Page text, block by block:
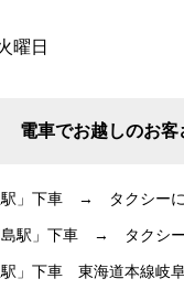
曜日
電車でお越しのお客
駅」下車 → タクシー
島駅」下車 → タクシ
駅」下車 東海道本線岐